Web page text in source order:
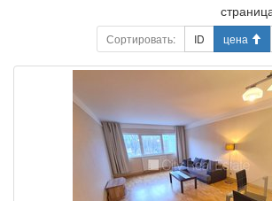
Сортировать: ID цена